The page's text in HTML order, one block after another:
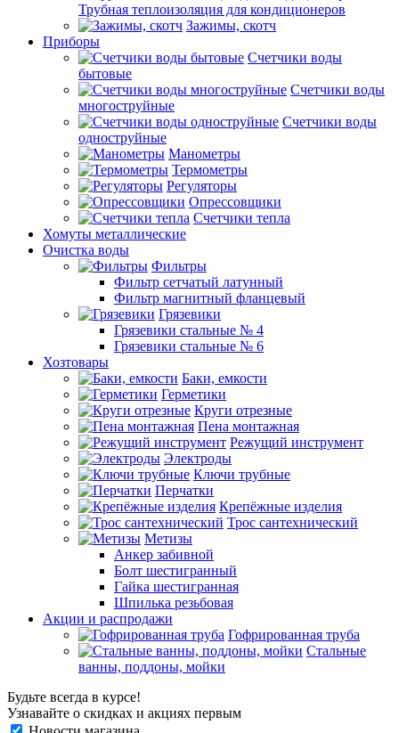
Трубная теплоизоляция для кондиционеров
Зажимы, скотч
Приборы
Счетчики воды
бытовые
Счетчики воды
многоструйные
Счетчики воды
одноструйные
Манометры
Термометры
Регуляторы
Опрессовщики
Счетчики тепла
Хомуты металлические
Очистка воды
Фильтры
Фильтр сетчатый латунный
Фильтр магнитный фланцевый
Грязевики
Грязевики стальные № 4
Грязевики стальные № 6
Хозтовары
Баки, емкости
Герметики
Круги отрезные
Пена монтажная
Режущий инструмент
Электроды
Ключи трубные
Перчатки
Крепёжные изделия
Трос сантехнический
Метизы
Анкер забивной
Болт шестигранный
Гайка шестигранная
Шпилька резьбовая
Акции и распродажи
Гофрированная труба
Стальные
ванны, поддоны, мойки
Будьте всегда в курсе!
Узнавайте о скидках и акциях первым